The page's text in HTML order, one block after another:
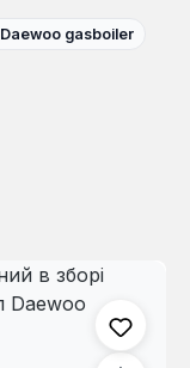
Daewoo gasboiler